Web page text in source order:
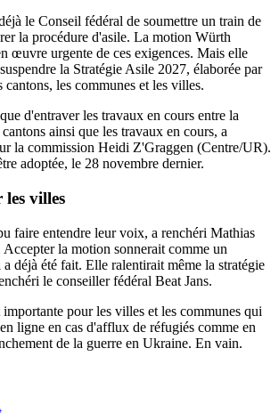
le Conseil fédéral de soumettre un train de
la procédure d'asile. La motion Würth
œuvre urgente de ces exigences. Mais elle
la Stratégie Asile 2027, élaborée par
les communes et les villes.
d'entraver les travaux en cours entre la
ainsi que les travaux en cours, a
la commission Heidi Z'Graggen (Centre/UR).
adoptée, le 28 novembre dernier.
villes
faire entendre leur voix, a renchéri Mathias
la motion sonnerait comme un
déjà été fait. Elle ralentirait même la stratégie
le conseiller fédéral Beat Jans.
importante pour les villes et les communes qui
ligne en cas d'afflux de réfugiés comme en
de la guerre en Ukraine. En vain.